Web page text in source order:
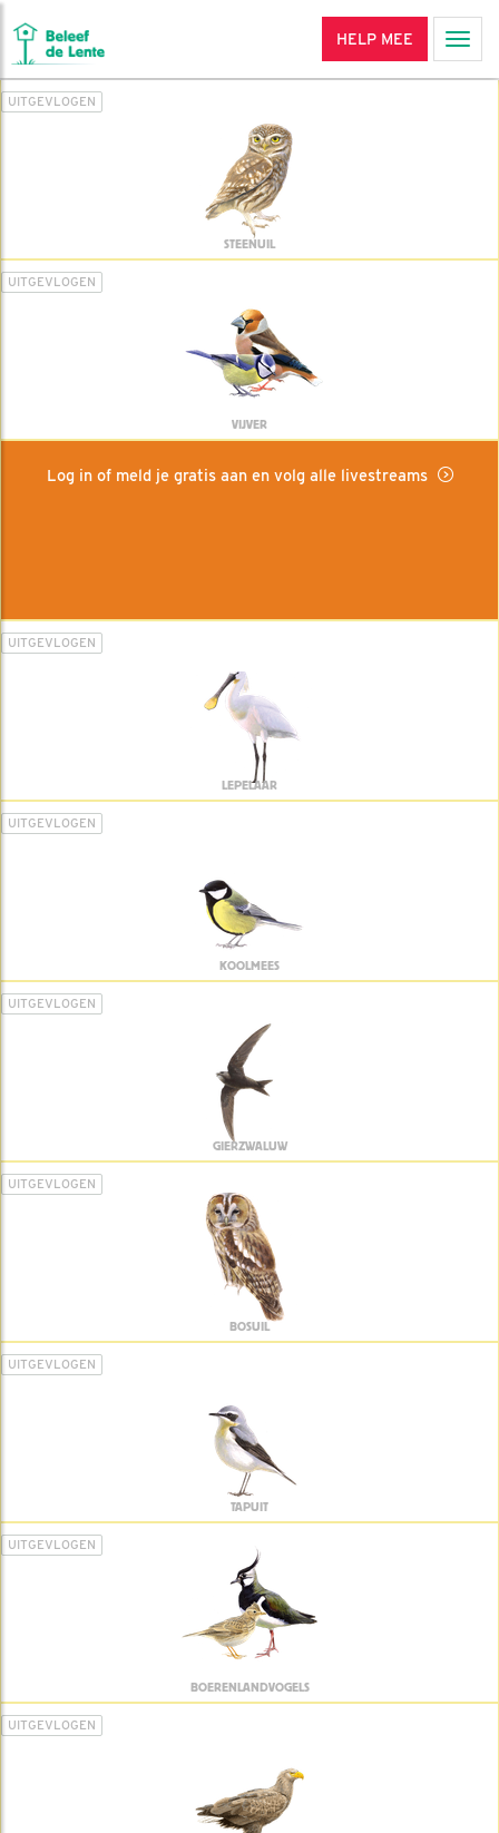
HELP MEE
UITGEVLOGEN
STEENUIL
UITGEVLOGEN
VIJVER
Log in of meld je gratis aan en volg alle livestreams
UITGEVLOGEN
LEPELAAR
UITGEVLOGEN
KOOLMEES
UITGEVLOGEN
GIERZWALUW
UITGEVLOGEN
BOSUIL
UITGEVLOGEN
TAPUIT
UITGEVLOGEN
BOERENLANDVOGELS
UITGEVLOGEN